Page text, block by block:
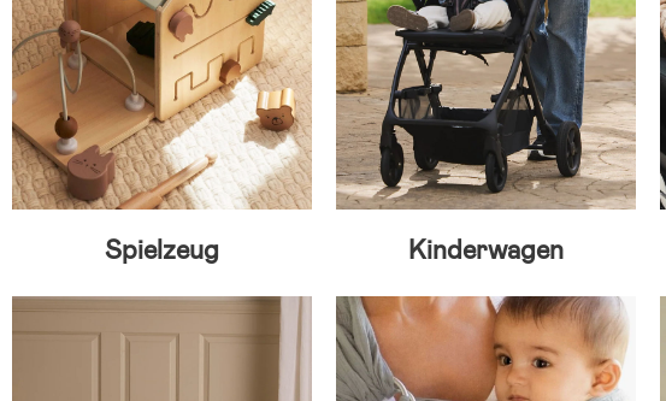
Spielzeug Kinderwagen